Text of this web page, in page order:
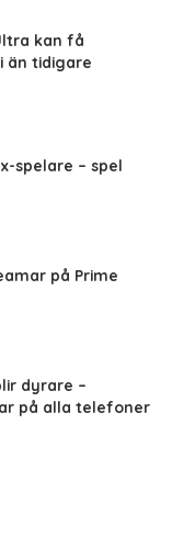
kan få
än tidigare
spelare – spel
på Prime
dyrare –
på alla telefoner